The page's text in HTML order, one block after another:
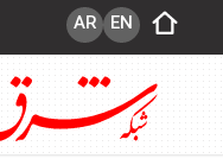
EN
AR